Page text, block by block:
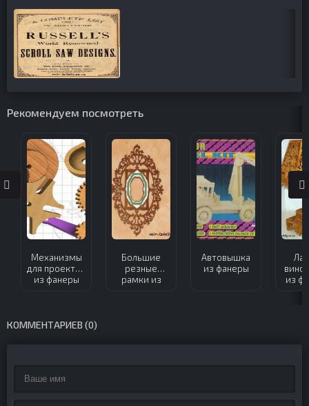
Рекомендуем посмотреть
Механизмы
для проектов
из фанеры
Большие
резные
рамки из
Автовышка
из фанеры
из
КОММЕНТАРИЕВ (0)